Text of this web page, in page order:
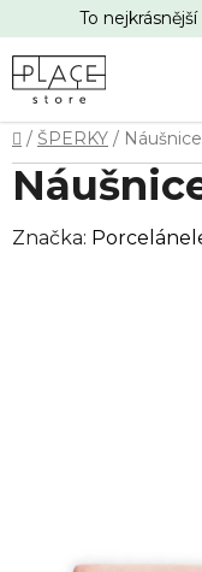
na
obsah
To
Domů
/ ŠPERKY /
Značka: